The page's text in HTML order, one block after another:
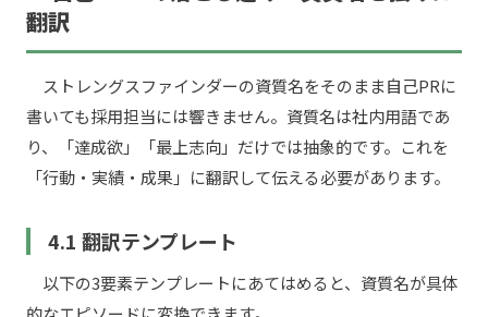
翻訳
ストレングスファインダーの資質名をそのまま自己PRに
書いても採用担当には響きません。資質名は社内用語であ
り、「達成欲」「最上志向」だけでは抽象的です。これを
「行動・実績・成果」に翻訳して伝える必要があります。
4.1 翻訳テンプレート
以下の3要素テンプレートにあてはめると、資質名が具体